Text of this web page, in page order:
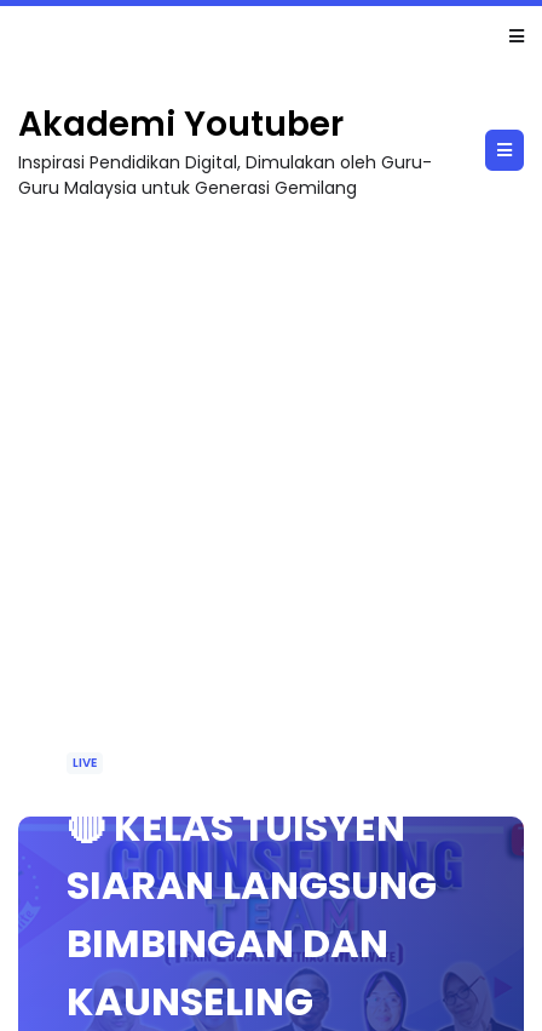
Akademi Youtuber
Inspirasi Pendidikan Digital, Dimulakan oleh Guru-
Guru Malaysia untuk Generasi Gemilang
LIVE
🔴 KELAS TUISYEN
SIARAN LANGSUNG
BIMBINGAN DAN
KAUNSELING